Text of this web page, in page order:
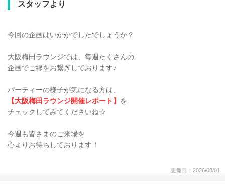
スタッフより
今回の企画はいかかでしたでしょうか？
大阪梅田ラウンジでは、毎週たくさんの
企画でご縁をお繋ぎしております♪
パーティーの様子が気になる方は、
【大阪梅田ラウンジ開催レポート】 を
チェックしてみてくださいね☆
今週も皆さまのご来場を
心よりお待ちしております！
更新日：2026/08/01